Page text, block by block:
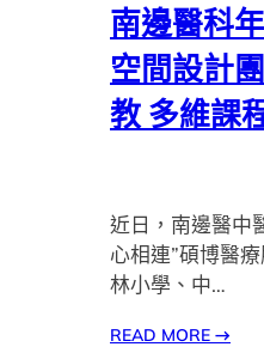
南邊醫科
空間設計
教 多維課
近日，南邊醫中
心相連”碩博醫
林小學、中…
READ MORE →